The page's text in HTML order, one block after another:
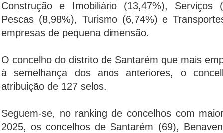
Construção e Imobiliário (13,47%), Serviços
Pescas (8,98%), Turismo (6,74%) e
empresas de pequena dimensão.
O concelho do distrito de Santarém que mais
à semelhança dos anos anteriores, o
atribuição de 127 selos.
Seguem-se, no ranking de concelhos com
2025, os concelhos de Santarém (69),